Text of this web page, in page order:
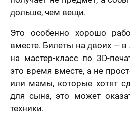
дольше, чем вещи.
Это особенно хорошо
вместе. Билеты на двоих — в
на мастер-класс по 3D-
это время вместе, а не
или мамы, которые хотят
для сына, это может
техники.